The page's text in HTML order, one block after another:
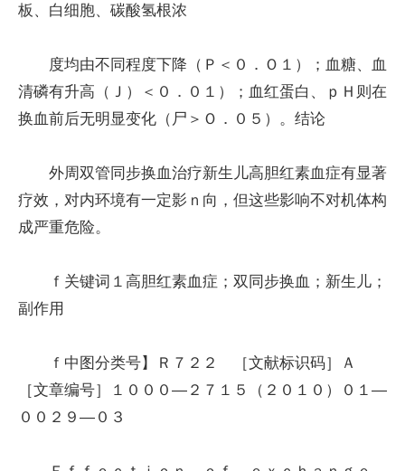
板、白细胞、碳酸氢根浓
度均由不同程度下降（Ｐ＜０．Ｏ１）；血糖、血
清磷有升高（Ｊ）＜０．０１）；血红蛋白、ｐＨ则在
换血前后无明显变化（尸＞Ｏ．０５）。结论
外周双管同步换血治疗新生儿高胆红素血症有显著
疗效，对内环境有一定影ｎ向，但这些影响不对机体构
成严重危险。
ｆ关键词１高胆红素血症；双同步换血；新生儿；
副作用
ｆ中图分类号】Ｒ７２２ ［文献标识码］Ａ
［文章编号］１０００—２７１５（２０１０）０１—
００２９—０３